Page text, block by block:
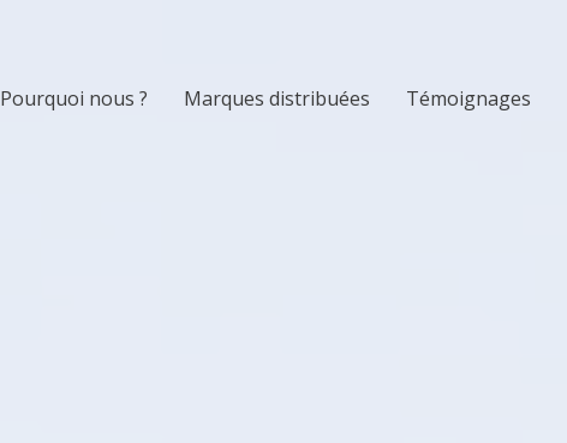
Pourquoi nous ? Marques distribuées Témoignages